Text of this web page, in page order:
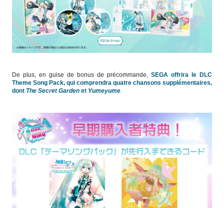
De plus, en guise de bonus de précommande, SEGA offrira le DLC
Theme Song Pack, qui comprendra quatre chansons supplémentaires,
dont The Secret Garden et Yumeyume